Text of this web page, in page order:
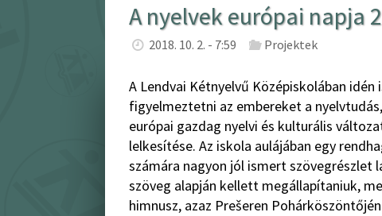
A nyelvek európai napja
2018. 10. 2. - 7:59 Projektek
A Lendvai Kétnyelvű Középiskolában
figyelmeztetni az embereket a
európai gazdag nyelvi és kulturális
lelkesítése. Az iskola aulájában egy
számára nagyon jól ismert szövegrészlet
szöveg alapján kellett megállapítaniuk,
himnusz, azaz Prešeren